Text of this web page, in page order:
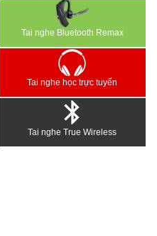
Tai nghe Bluetooth Remax
Tai nghe học trực tuyến
Tai nghe True Wireless